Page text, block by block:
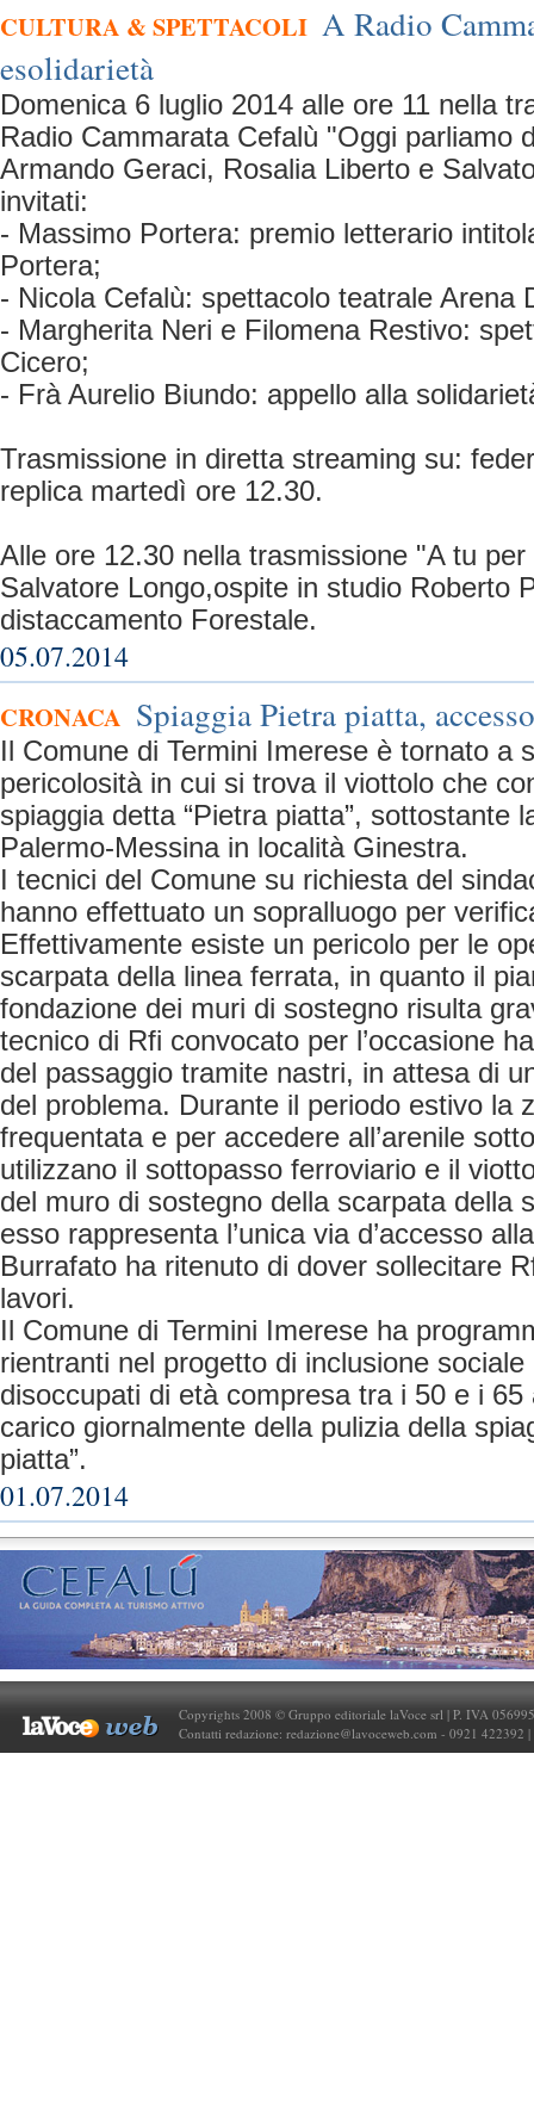
CULTURA & SPETTACOLI A Radio
esolidarietà
Domenica 6 luglio 2014 alle ore 11 nella
Radio Cammarata Cefalù "Oggi parliamo
Armando Geraci, Rosalia Liberto e
invitati:
- Massimo Portera: premio letterario
Portera;
- Nicola Cefalù: spettacolo teatrale Arena
- Margherita Neri e Filomena Restivo:
Cicero;
- Frà Aurelio Biundo: appello alla
Trasmissione in diretta streaming su:
replica martedì ore 12.30.
Alle ore 12.30 nella trasmissione "A tu
Salvatore Longo,ospite in studio Roberto
distaccamento Forestale.
05.07.2014
CRONACA Spiaggia Pietra piatta,
Il Comune di Termini Imerese è tornato a
pericolosità in cui si trova il viottolo che
spiaggia detta “Pietra piatta”, sottostante
Palermo-Messina in località Ginestra.
I tecnici del Comune su richiesta del
hanno effettuato un sopralluogo per
Effettivamente esiste un pericolo per le
scarpata della linea ferrata, in quanto il
fondazione dei muri di sostegno risulta
tecnico di Rfi convocato per l’occasione
del passaggio tramite nastri, in attesa di
del problema. Durante il periodo estivo la
frequentata e per accedere all’arenile
utilizzano il sottopasso ferroviario e il
del muro di sostegno della scarpata della
esso rappresenta l’unica via d’accesso
Burrafato ha ritenuto di dover sollecitare
lavori.
Il Comune di Termini Imerese ha
rientranti nel progetto di inclusione
disoccupati di età compresa tra i 50 e i 65
carico giornalmente della pulizia della
piatta”.
01.07.2014
Copyrights 2008 © Gruppo editoriale laVoce srl | P. IVA
Contatti redazione: redazione@lavoceweb.com - 0921 422392 |